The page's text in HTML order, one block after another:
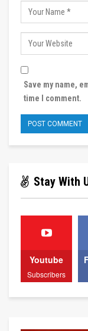
Save my name,
time I comment.
Stay With
Youtube
Subscribers